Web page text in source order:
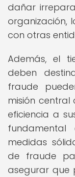
dañar
organización,
con otras
Además, el
deben
fraude
misión central
eficiencia a
fundamental
medidas
de fraude
asegurar que